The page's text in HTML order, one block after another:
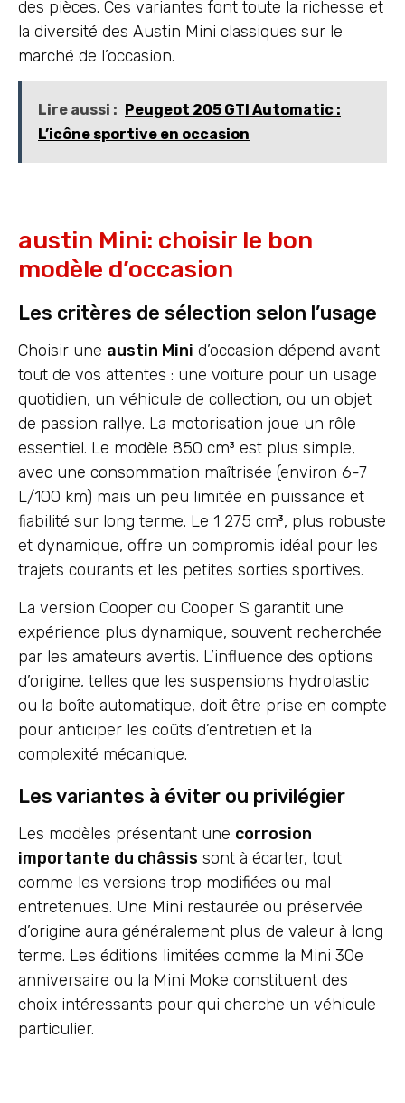
des pièces. Ces variantes font toute la richesse et
la diversité des Austin Mini classiques sur le
marché de l’occasion.
Lire aussi : Peugeot 205 GTI Automatic :
L’icône sportive en occasion
austin Mini: choisir le bon
modèle d’occasion
Les critères de sélection selon l’usage
Choisir une austin Mini d’occasion dépend avant
tout de vos attentes : une voiture pour un usage
quotidien, un véhicule de collection, ou un objet
de passion rallye. La motorisation joue un rôle
essentiel. Le modèle 850 cm³ est plus simple,
avec une consommation maîtrisée (environ 6-7
L/100 km) mais un peu limitée en puissance et
fiabilité sur long terme. Le 1 275 cm³, plus robuste
et dynamique, offre un compromis idéal pour les
trajets courants et les petites sorties sportives.
La version Cooper ou Cooper S garantit une
expérience plus dynamique, souvent recherchée
par les amateurs avertis. L’influence des options
d’origine, telles que les suspensions hydrolastic
ou la boîte automatique, doit être prise en compte
pour anticiper les coûts d’entretien et la
complexité mécanique.
Les variantes à éviter ou privilégier
Les modèles présentant une corrosion
importante du châssis sont à écarter, tout
comme les versions trop modifiées ou mal
entretenues. Une Mini restaurée ou préservée
d’origine aura généralement plus de valeur à long
terme. Les éditions limitées comme la Mini 30e
anniversaire ou la Mini Moke constituent des
choix intéressants pour qui cherche un véhicule
particulier.